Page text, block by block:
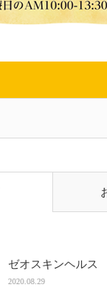
ゼオスキンヘルス
2020.08.29